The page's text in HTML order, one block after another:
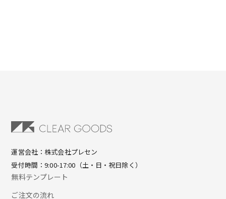
運営会社：株式会社プレセン
受付時間：9:00-17:00（土・日・祝日除く）
無料テンプレート
ご注文の流れ